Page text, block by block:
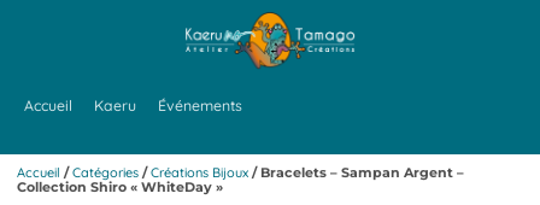
Accueil Kaeru Événements
Accueil /Catégories /Créations Bijoux / Bracelets – Sampan Argent –
Collection Shiro « WhiteDay »